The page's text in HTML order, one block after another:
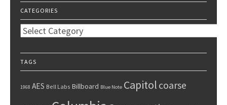
CATEGORIES
Categories
TAGS
1968 AES Bell Labs Billboard Blue Note Capitol coarse